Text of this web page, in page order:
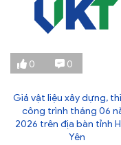
0 0
Giá vật liệu xây dựng,
công trình tháng 06
2026 trên địa bàn tỉnh
Yên